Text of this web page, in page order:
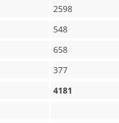
2598
548
658
377
4181